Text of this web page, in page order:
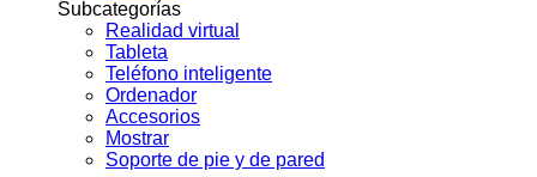
Subcategorías
Realidad virtual
Tableta
Teléfono inteligente
Ordenador
Accesorios
Mostrar
Soporte de pie y de pared